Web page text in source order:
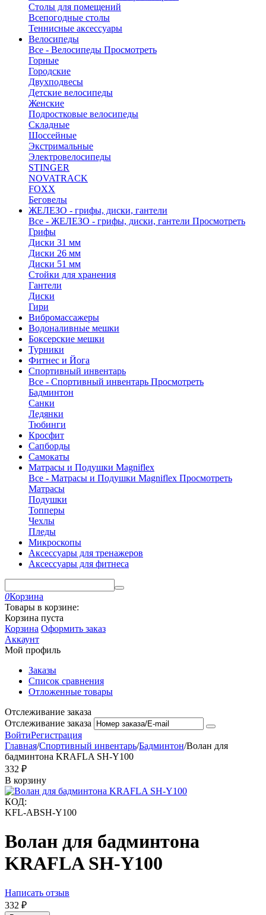
Столы для помещений
Всепогодные столы
Теннисные аксессуары
Велосипеды
Все - Велосипеды Просмотреть
Горные
Городские
Двухподвесы
Детские велосипеды
Женские
Подростковые велосипеды
Складные
Шоссейные
Экстримальные
Электровелосипеды
STINGER
NOVATRACK
FOXX
Беговелы
ЖЕЛЕЗО - грифы, диски, гантели
Все - ЖЕЛЕЗО - грифы, диски, гантели Просмотреть
Грифы
Диски 31 мм
Диски 26 мм
Диски 51 мм
Стойки для хранения
Гантели
Диски
Гири
Вибромассажеры
Водоналивные мешки
Боксерские мешки
Турники
Фитнес и Йога
Спортивный инвентарь
Все - Спортивный инвентарь Просмотреть
Бадминтон
Санки
Ледянки
Тюбинги
Кросфит
Сапборды
Самокаты
Матрасы и Подушки Magniflex
Все - Матрасы и Подушки Magniflex Просмотреть
Матрасы
Подушки
Топперы
Чехлы
Пледы
Микроскопы
Аксессуары для тренажеров
Аксессуары для фитнеса
0Корзина
Товары в корзине:
Корзина пуста
Корзина Оформить заказ
Аккаунт
Мой профиль
Заказы
Список сравнения
Отложенные товары
Отслеживание заказа
Отслеживание заказа
ВойтиРегистрация
Главная/Спортивный инвентарь/Бадминтон/Волан для
бадминтона KRAFLA SH-Y100
‍332‍ ₽
В корзину
КОД:
KFL-ABSH-Y100
Волан для бадминтона
KRAFLA SH-Y100
Написать отзыв
‍332‍ ₽